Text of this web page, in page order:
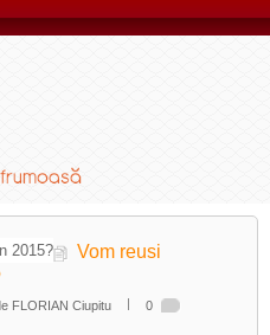
Vom reusi
FLORIAN Ciupitu 0